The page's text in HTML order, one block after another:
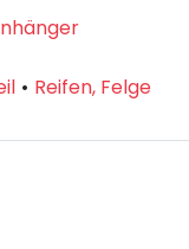
Reifen, Felge